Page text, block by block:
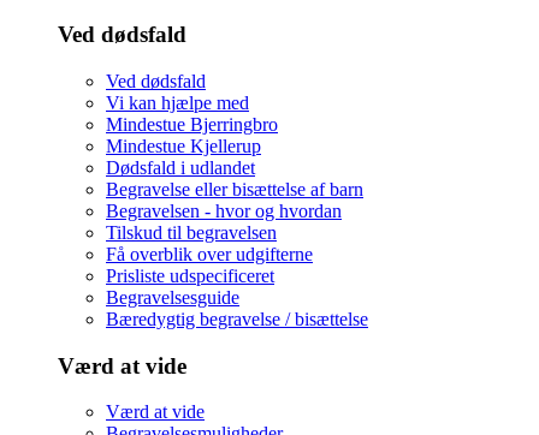
Ved dødsfald
Ved dødsfald
Vi kan hjælpe med
Mindestue Bjerringbro
Mindestue Kjellerup
Dødsfald i udlandet
Begravelse eller bisættelse af barn
Begravelsen - hvor og hvordan
Tilskud til begravelsen
Få overblik over udgifterne
Prisliste udspecificeret
Begravelsesguide
Bæredygtig begravelse / bisættelse
Værd at vide
Værd at vide